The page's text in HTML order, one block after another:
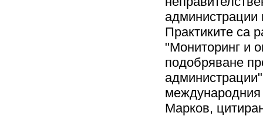
Практиките са
"Мониторинг и
подобряване
Марков,